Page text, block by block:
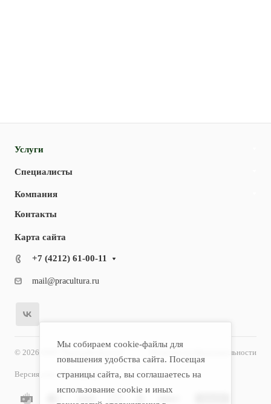
Услуги
Специалисты
Компания
Контакты
Карта сайта
+7 (4212) 61-00-11
mail@pracultura.ru
© 2026 ООО "Хороший Доктор" Политика конфиденциальности
Версия для слабовидящих
Мы собираем cookie-файлы для
повышения удобства сайта. Посещая
страницы сайта, вы соглашаетесь на
использование cookie и иных